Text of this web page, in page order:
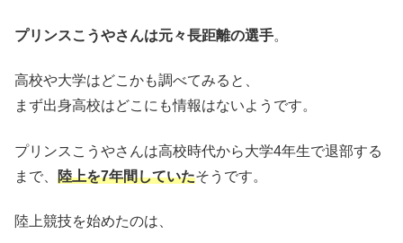
プリンスこうやさんは元々長距離の選手。
高校や大学はどこかも調べてみると、
まず出身高校はどこにも情報はないようです。
プリンスこうやさんは高校時代から大学4年生で退部する
まで、 陸上を7年間していたそうです。
陸上競技を始めたのは、